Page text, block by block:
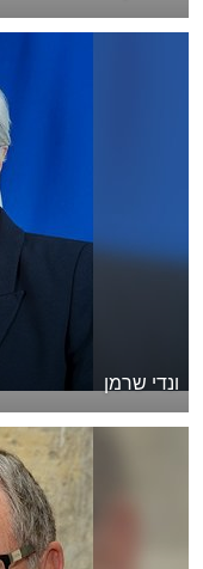
ונדי שרמן